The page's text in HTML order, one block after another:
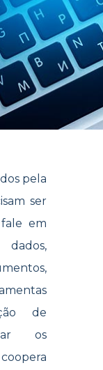
pela
ser
em
de
os